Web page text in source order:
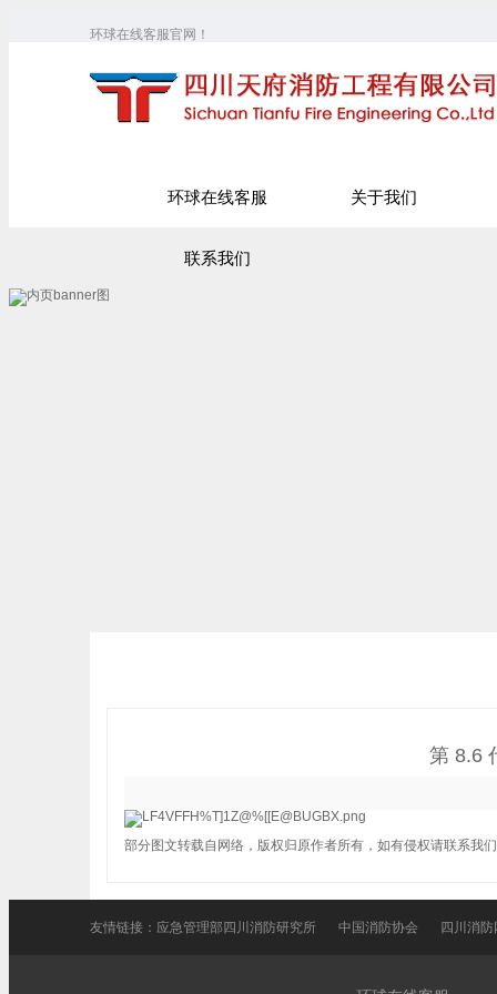
环球在线客服官网！
环球在线客服 关于我们
联系我们
第 8.6
部分图文转载自网络，版权归原作者所有，如有侵权请联系我
友情链接： 应急管理部四川消防研究所 中国消防协会 四川消防